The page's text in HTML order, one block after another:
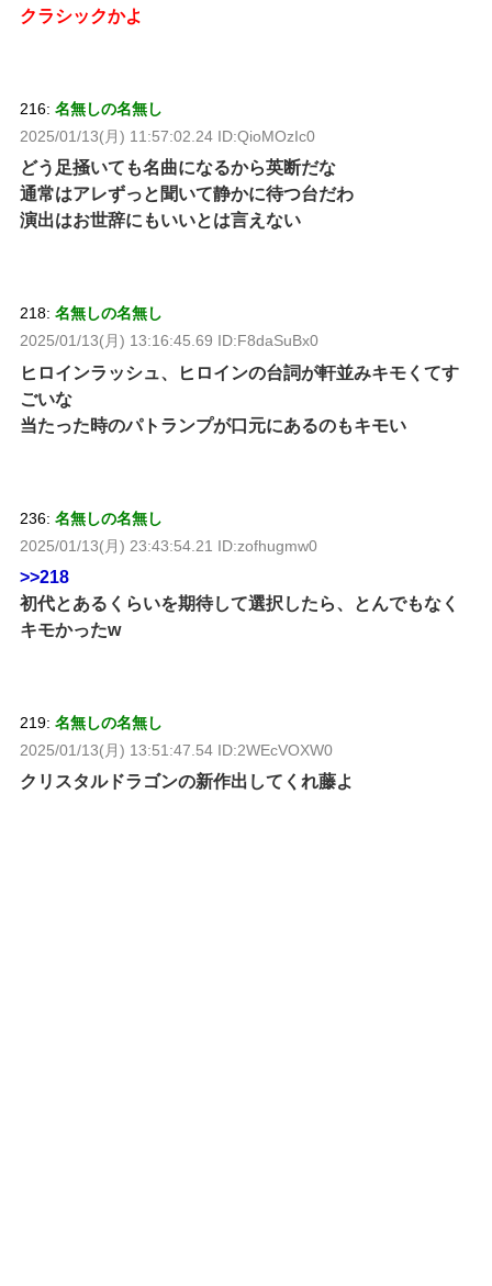
クラシックかよ
216: 名無しの名無し
2025/01/13(月) 11:57:02.24 ID:QioMOzIc0
どう足掻いても名曲になるから英断だな
通常はアレずっと聞いて静かに待つ台だわ
演出はお世辞にもいいとは言えない
218: 名無しの名無し
2025/01/13(月) 13:16:45.69 ID:F8daSuBx0
ヒロインラッシュ、ヒロインの台詞が軒並みキモくてす
ごいな
当たった時のパトランプが口元にあるのもキモい
236: 名無しの名無し
2025/01/13(月) 23:43:54.21 ID:zofhugmw0
>>218
初代とあるくらいを期待して選択したら、とんでもなく
キモかったw
219: 名無しの名無し
2025/01/13(月) 13:51:47.54 ID:2WEcVOXW0
クリスタルドラゴンの新作出してくれ藤よ